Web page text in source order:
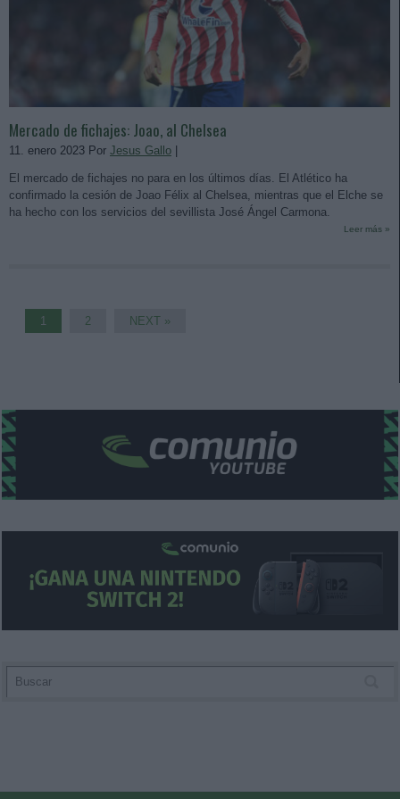
Mercado de fichajes: Joao, al Chelsea
11. enero 2023 Por Jesus Gallo
El mercado de fichajes no para en los últimos días. El Atlético ha
confirmado la cesión de Joao Félix al Chelsea, mientras que el Elche se
ha hecho con los servicios del sevillista José Ángel Carmona.
Leer más »
1 2 NEXT »